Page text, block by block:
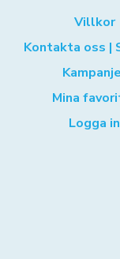
Villkor
Kontakta oss |
Mina
Logga in